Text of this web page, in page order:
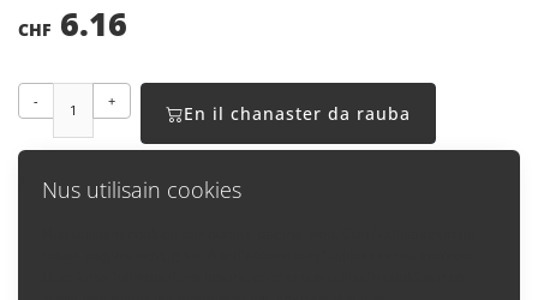
Nus utilisain cookies
CHF 6.16
- +
En il chanaster da rauba